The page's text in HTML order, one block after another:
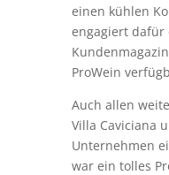
einen kühlen
engagiert dafür
ProWein
Auch allen
Villa Caviciana
Unternehmen
war ein tolles